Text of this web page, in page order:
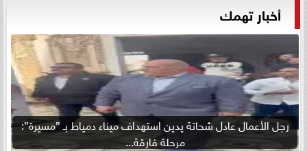
أخبار تهمك
رجل الأعمال عادل شحاتة يدين استهداف ميناء دمياط بـ ”مسيرة”:
مرحلة فارقة...